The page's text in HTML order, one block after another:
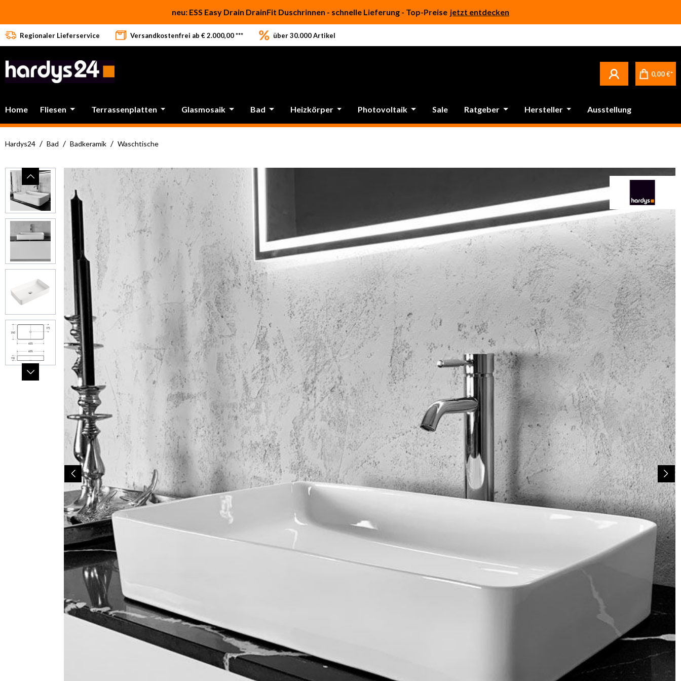
neu: ESS Easy Drain DrainFit Duschrinnen - schnelle Lieferung - Top-Preise jetzt entdecken
Regionaler Lieferservice Versandkostenfrei ab € 2.000,00 *** über 30.000 Artikel
0,00 €*
Home Fliesen Terrassenplatten Glasmosaik Bad Heizkörper Photovoltaik Sale Ratgeber Hersteller Ausstellung
Hardys24 / Bad / Badkeramik / Waschtische
Bildergalerie überspringen